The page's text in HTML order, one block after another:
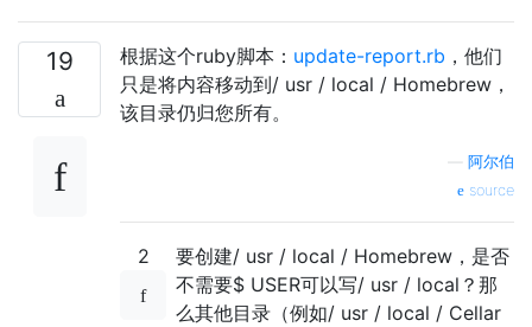
19 根据这个ruby脚本： update-report.rb ，他们
只是将内容移动到/ usr / local / Homebrew，
该目录仍归您所有。
阿尔伯
source
2
要创建/ usr / local / Homebrew，是否
不需要$ USER可以写/ usr / local？那
么其他目录（例如/ usr / local / Cellar